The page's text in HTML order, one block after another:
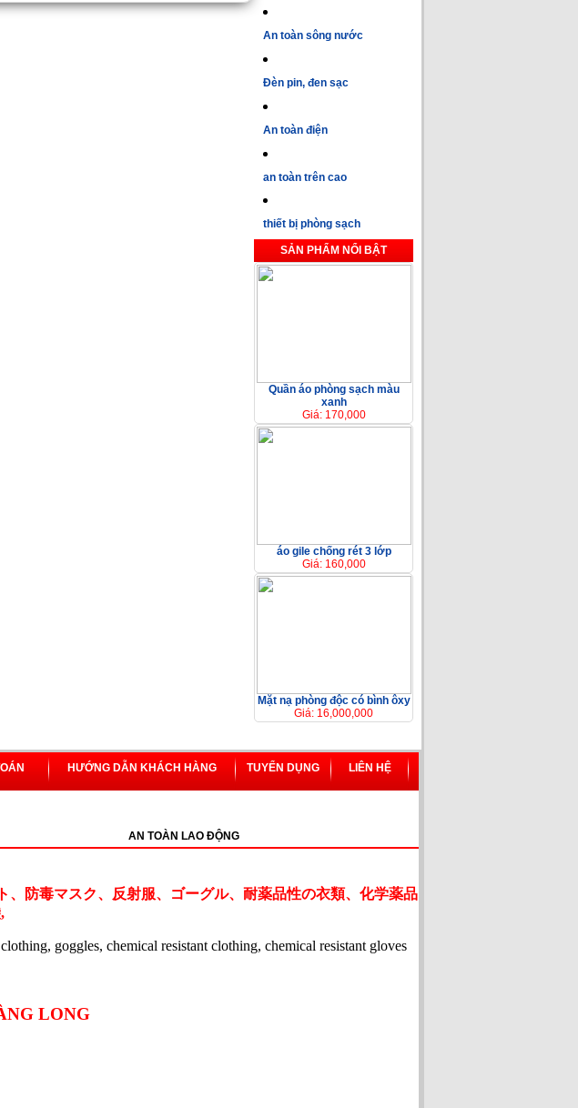
An toàn sông nước
Đèn pin, đen sạc
An toàn điện
an toàn trên cao
thiết bị phòng sạch
SẢN PHẨM NỔI BẬT
Quần áo phòng sạch màu
xanh
Giá: 170,000
áo gile chống rét 3 lớp
Giá: 160,000
Mặt nạ phòng độc có bình ôxy
Giá: 16,000,000
HƯỚNG DẪN KHÁCH HÀNG TUYỂN DỤNG LIÊN HỆ
AN TOÀN LAO ĐỘNG
防毒マスク、反射服、ゴーグル、耐薬品性の衣類、化学薬品
goggles, chemical resistant clothing, chemical resistant gloves
LONG